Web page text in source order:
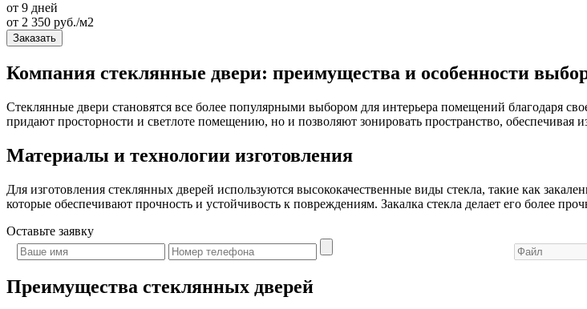
от 9 дней
от 2 350 руб./м2
Заказать
Компания стеклянные двери: преимущества и особенности
Стеклянные двери становятся все более популярными выбором для интерьера помещений благодаря
придают просторности и светлоте помещению, но и позволяют зонировать пространство, обеспечивая
Материалы и технологии изготовления
Для изготовления стеклянных дверей используются высококачественные виды стекла, такие как
которые обеспечивают прочность и устойчивость к повреждениям. Закалка стекла делает его более
Оставьте заявку
Преимущества стеклянных дверей